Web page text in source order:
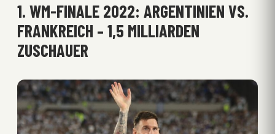
1. WM-FINALE 2022: ARGENTINIEN VS.
FRANKREICH – 1,5 MILLIARDEN
ZUSCHAUER